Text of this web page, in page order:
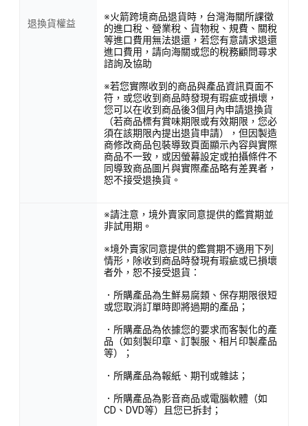
退換貨權益
※火箭跨境商品退貨時，台灣海關所課徵
的進口稅、營業稅、貨物稅、規費、關稅
等進口費用無法退還，若您有意請求退還
進口費用，請向海關或您的稅務顧問尋求
諮詢及協助
※若您實際收到的商品與產品資訊頁面不
符，或您收到商品時發現有瑕疵或損壞，
您可以在收到商品後3個月內申請退換貨
（若商品標有賞味期限或有效期限，您必
須在該期限內提出退貨申請），但因製造
商修改商品包裝導致頁面顯示內容與實際
商品不一致，或因螢幕設定或拍攝條件不
同導致商品圖片與實際產品略有差異者，
恕不接受退換貨。
※請注意，境外賣家同意提供的鑑賞期並
非試用期。
※境外賣家同意提供的鑑賞期不適用下列
情形，除收到商品時發現有瑕疵或已損壞
者外，恕不接受退貨：
．所購產品為生鮮易腐類、保存期限很短
或您取消訂單時即將過期的產品；
．所購產品為依據您的要求而客製化的產
品（如刻製印章、訂製服、相片印製產品
等）；
．所購產品為報紙、期刊或雜誌；
．所購產品為影音商品或電腦軟體（如
CD、DVD等）且您已拆封；